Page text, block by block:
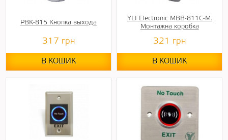
PBK-815 Кнопка выхода
317 грн
В КОШИК
YLI Electronic MBB-811C-M.
Монтажна коробка
321 грн
В КОШИК